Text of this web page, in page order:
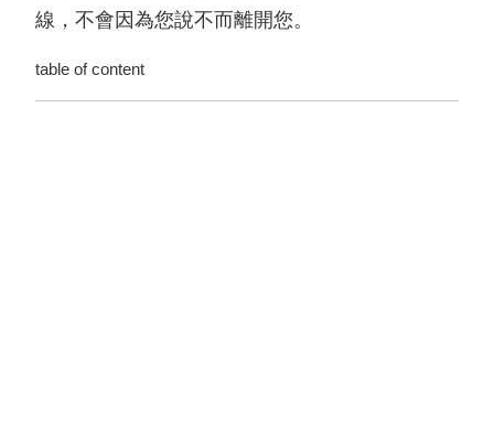
線，不會因為您說不而離開您。
table of content